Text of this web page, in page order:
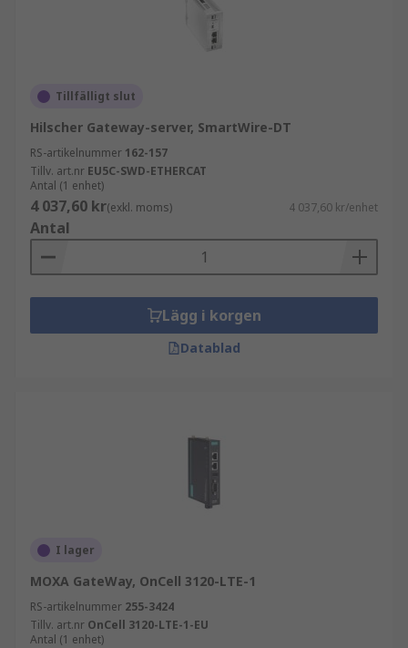
Tillfälligt slut
Hilscher Gateway-server, SmartWire-DT
RS-artikelnummer 162-157
Tillv. art.nr EU5C-SWD-ETHERCAT
Antal (1 enhet)
4 037,60 kr(exkl. moms) 4 037,60 kr/enhet
Antal
Lägg i korgen
Datablad
I lager
MOXA GateWay, OnCell 3120-LTE-1
RS-artikelnummer 255-3424
Tillv. art.nr OnCell 3120-LTE-1-EU
Antal (1 enhet)